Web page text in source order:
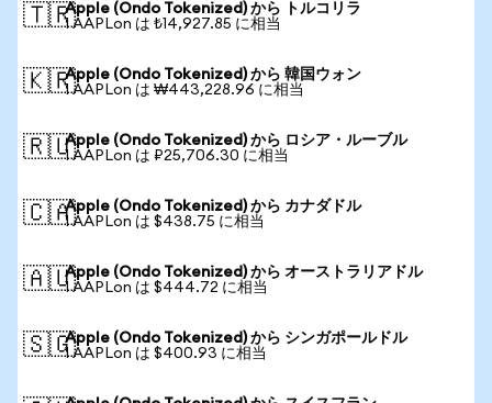
🇹🇷Apple (Ondo Tokenized) から トルコリラ
1 AAPLon は ₺14,927.85 に相当
🇰🇷Apple (Ondo Tokenized) から 韓国ウォン
1 AAPLon は ₩443,228.96 に相当
🇷🇺Apple (Ondo Tokenized) から ロシア・ルーブル
1 AAPLon は ₽25,706.30 に相当
🇨🇦Apple (Ondo Tokenized) から カナダドル
1 AAPLon は $438.75 に相当
🇦🇺Apple (Ondo Tokenized) から オーストラリアドル
1 AAPLon は $444.72 に相当
🇸🇬Apple (Ondo Tokenized) から シンガポールドル
1 AAPLon は $400.93 に相当